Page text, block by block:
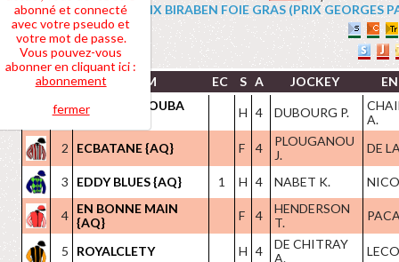
abonné et connecté
avec votre pseudo et
votre mot de passe.
Vous pouvez-vous
abonner en cliquant ici :
abonnement
fermer
4 PRIX BIRABEN FOIE GRAS (PRIX
NOM EC S A JOCKEY
1 EXTREME NOUBA
{AQ}
H 4 DUBOURG P.
A.
2
ECBATANE {AQ} F 4
PLOUGANOU
J.
DE
3 EDDY BLUES {AQ} 1 H 4 NABET K.
4 EN BONNE MAIN
{AQ}
F 4
HENDERSON
T.
5 ROYALCLETY H 4
DE CHITRAY
A.